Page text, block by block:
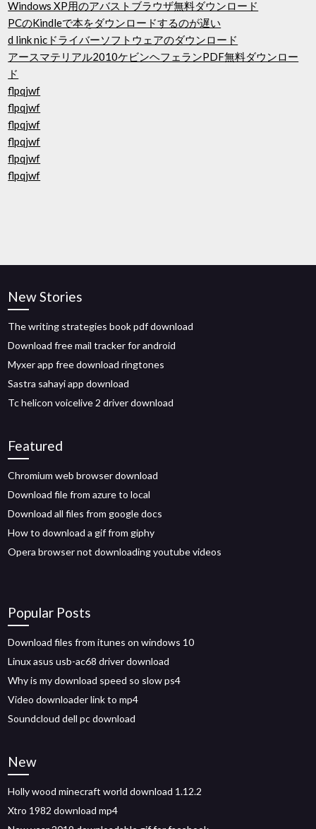
Windows XP用のアバストブラウザ無料ダウンロード
PCのKindleで本をダウンロードするのが遅い
d link nicドライバーソフトウェアのダウンロード
アースマテリアル2010ケビンヘフェランPDF無料ダウンロー
ド
flpqjwf
flpqjwf
flpqjwf
flpqjwf
flpqjwf
flpqjwf
New Stories
The writing strategies book pdf download
Download free mail tracker for android
Myxer app free download ringtones
Sastra sahayi app download
Tc helicon voicelive 2 driver download
Featured
Chromium web browser download
Download file from azure to local
Download all files from google docs
How to download a gif from giphy
Opera browser not downloading youtube videos
Popular Posts
Download files from itunes on windows 10
Linux asus usb-ac68 driver download
Why is my download speed so slow ps4
Video downloader link to mp4
Soundcloud dell pc download
New
Holly wood minecraft world download 1.12.2
Xtro 1982 download mp4